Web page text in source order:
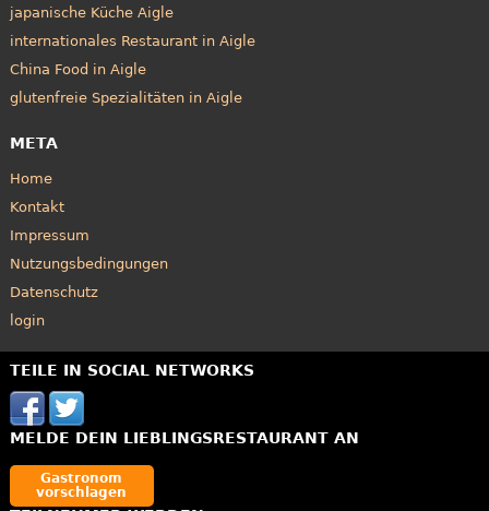
japanische Küche Aigle
internationales Restaurant in Aigle
China Food in Aigle
glutenfreie Spezialitäten in Aigle
META
Home
Kontakt
Impressum
Nutzungsbedingungen
Datenschutz
login
TEILE IN SOCIAL NETWORKS
MELDE DEIN LIEBLINGSRESTAURANT AN
Gastronom
vorschlagen